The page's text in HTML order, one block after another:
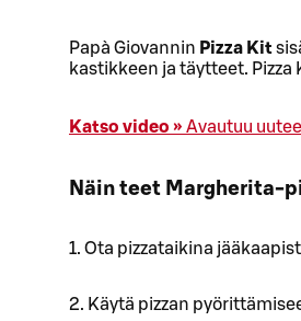
Papà Giovannin Pizza Kit
kastikkeen ja täytteet. Pizza
Katso video » Avautuu
Näin teet Margherita-
1. Ota pizzataikina
2. Käytä pizzan